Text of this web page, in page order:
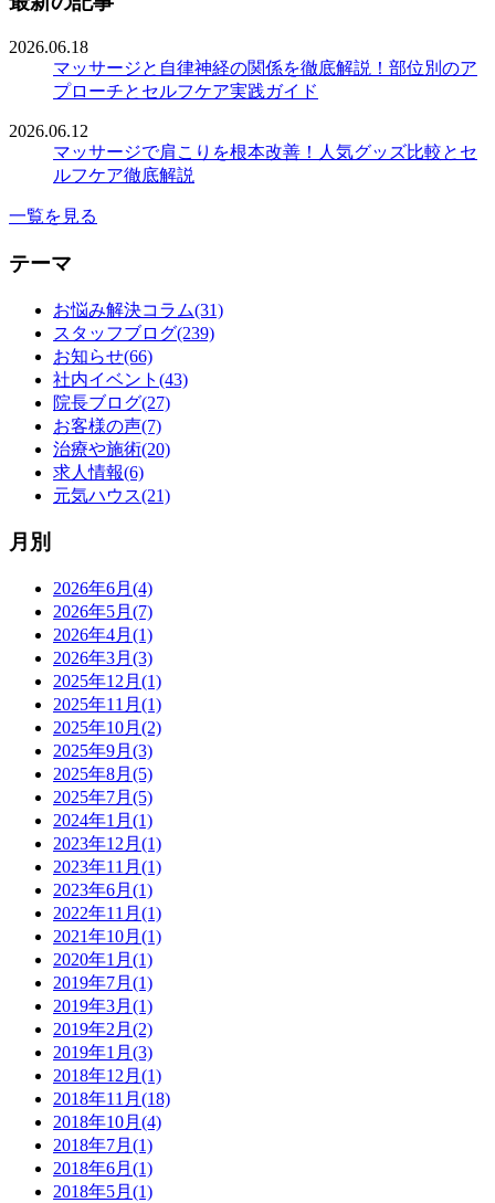
2026.06.18
マッサージと自律神経の関係を徹底解説！部位別のア
プローチとセルフケア実践ガイド
2026.06.12
マッサージで肩こりを根本改善！人気グッズ比較とセ
ルフケア徹底解説
一覧を見る
テーマ
お悩み解決コラム(31)
スタッフブログ(239)
お知らせ(66)
社内イベント(43)
院長ブログ(27)
お客様の声(7)
治療や施術(20)
求人情報(6)
元気ハウス(21)
月別
2026年6月(4)
2026年5月(7)
2026年4月(1)
2026年3月(3)
2025年12月(1)
2025年11月(1)
2025年10月(2)
2025年9月(3)
2025年8月(5)
2025年7月(5)
2024年1月(1)
2023年12月(1)
2023年11月(1)
2023年6月(1)
2022年11月(1)
2021年10月(1)
2020年1月(1)
2019年7月(1)
2019年3月(1)
2019年2月(2)
2019年1月(3)
2018年12月(1)
2018年11月(18)
2018年10月(4)
2018年7月(1)
2018年6月(1)
2018年5月(1)